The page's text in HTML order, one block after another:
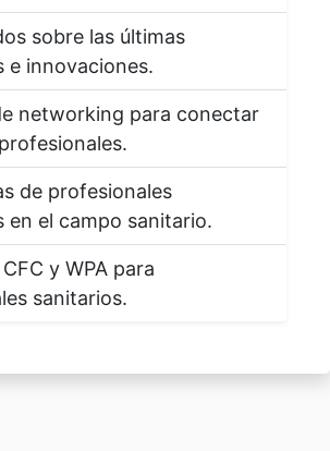
sobre las últimas
e innovaciones.
networking para conectar
de profesionales
en el campo sanitario.
y WPA para
sanitarios.